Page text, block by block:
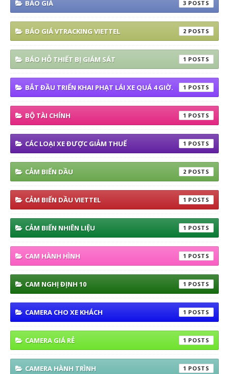
BÁO GIÁ 3
BÁO GIÁ VTRACKING VIETTEL 2
BÁO HỖ THIẾT BỊ GIÁM SÁT 1
BẮT ĐẦU TRIỂN KHAI PHẠT LÁI XE QUÁ 4 GIỜ. 1
BỘ TÀI CHÍNH 1
CÁC LOẠI XE ĐƯỢC GIẢM THUẾ 1
CẢM BIẾN DẦU 2
CẢM BIẾN DẦU VIETTEL 1
CẢM BIẾN NHIÊN LIỆU 1
CAM HÀNH HÌNH 1
CAM NGHỊ ĐỊNH 10 1
CAMERA CHO XE KHÁCH 1
CAMERA GIÁ RẺ 1
CAMERA HÀNH TRÌNH 1